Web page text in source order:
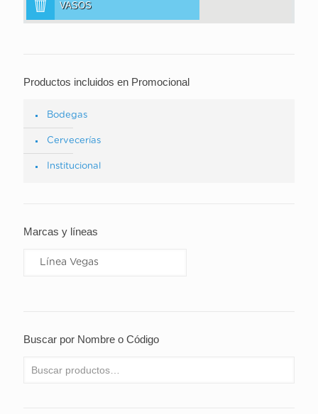
VASOS
Productos incluidos en Promocional
Bodegas
Cervecerías
Institucional
Marcas y líneas
Buscar por Nombre o Código